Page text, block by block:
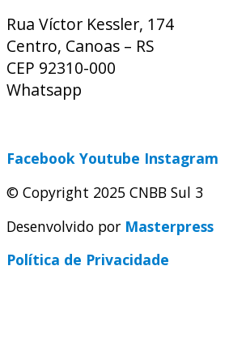
Rua Víctor Kessler, 174
Centro, Canoas – RS
CEP 92310-000
Whatsapp
Facebook Youtube Instagram
© Copyright 2025 CNBB Sul 3
Desenvolvido por Masterpress
Política de Privacidade